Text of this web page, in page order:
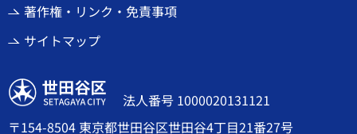
著作権・リンク・免責事項
サイトマップ
世田谷区
法人番号 1000020131121
〒154-8504 東京都世田谷区世田谷4丁目21番27号